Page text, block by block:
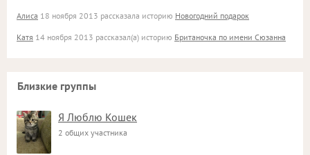
Алиса 18 ноября 2013 рассказала историю Новогодний подарок
Катя 14 ноября 2013 рассказал(а) историю Британочка по имени Сюзанна
Близкие группы
Я Люблю Кошек
2 общих участника